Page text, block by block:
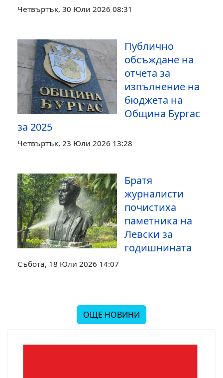
Четвъртък, 30 Юли 2026 08:31
Публично
обсъждане на
отчета за
изпълнение на
бюджета на
Община Бургас
за 2025
Четвъртък, 23 Юли 2026 13:28
Братя
журналисти
почистиха
паметника на
Левски за
годишнината
Събота, 18 Юли 2026 14:07
ОЩЕ НОВИНИ